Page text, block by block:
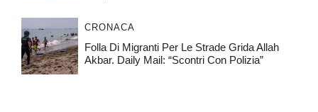
CRONACA
Folla Di Migranti Per Le Strade Grida Allah
Akbar. Daily Mail: “Scontri Con Polizia”